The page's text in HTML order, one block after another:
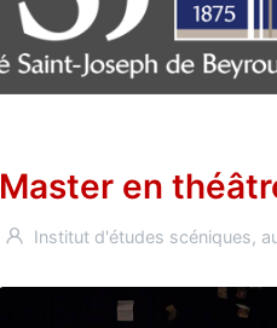
Master en
Institut d'études scéniques,